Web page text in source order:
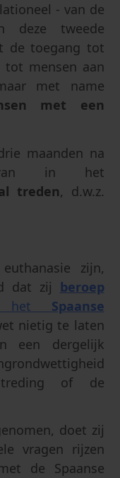
- van de
deze tweede
de toegang tot
mensen aan
met name
met een
maanden na
in het
treden, d.w.z.
zijn,
dat zij beroep
Spaanse
nietig te laten
een dergelijk
of de
doet zij
vragen rijzen
de Spaanse